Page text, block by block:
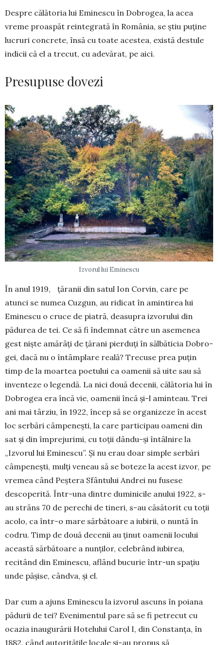
Despre călătoria lui Eminescu în Do­brogea, la acea
vreme proaspăt reinte­gra­tă în România, se știu puține
lucruri con­cre­­te, însă cu toate acestea, există destule
indicii că el a trecut, cu adevărat, pe aici.
Presupuse dovezi
Izvorul lui Eminescu
În anul 1919, țăranii din satul Ion Cor­vin, care pe
atunci se numea Cuz­gun, au ridicat în amintirea lui
Eminescu o cruce de piatră, deasupra izvorului din
pădurea de tei. Ce să fi în­dem­nat către un ase­me­nea
gest niște amă­râți de țărani pierduți în sălbă­ti­cia Dobro­
gei, dacă nu o întâm­plare reală? Trecuse prea puțin
timp de la moar­tea poetului ca oa­me­nii să uite sau să
in­ven­teze o legen­dă. La nici două dece­nii, călă­toria lui în
Dobrogea era încă vie, oame­nii încă și-l aminteau. Trei
ani mai târziu, în 1922, încep să se organi­zeze în acest
loc serbări câmpe­neşti, la care participau oa­meni din
sat și din împre­ju­rimi, cu toții dându-și întâlnire la
„Izvorul lui Emines­cu”. Și nu erau doar simple ser­bări
câmpe­nești, mulți veneau să se bo­teze la acest izvor, pe
vremea când Peș­tera Sfântului Andrei nu fusese
descope­rită. Într-una din­tre duminicile anului 1922, s-
au strâns 70 de perechi de tineri, s-au căsătorit cu toții
acolo, ca într-o mare sărbătoare a iubirii, o nuntă în
codru. Timp de două decenii au ținut oamenii locului
aceas­tă sărbătoare a nun­ților, celebrând iu­birea,
recitând din Emi­nescu, aflând bucu­rie într-un spațiu
unde pășise, cândva, și el.
Dar cum a ajuns Eminescu la izvo­rul ascuns în po­iana
pădurii de tei? Eveni­men­tul pare să se fi petrecut cu
ocazia inau­gurării Hotelului Carol I, din Con­stan­ța, în
1882, când auto­ri­tă­țile locale și-au propus să